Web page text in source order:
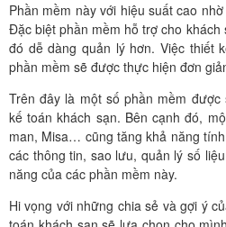
Phần mềm này với hiệu suất cao
Đặc biệt phần mềm hỗ trợ cho
đó dễ dàng quản lý hơn. Việc thiết
phần mềm sẽ được thực hiện đơn
Trên đây là một số phần mềm
kế toán khách sạn. Bên cạnh đó,
man, Misa… cũng tăng khả năng
các thông tin, sao lưu, quản lý số
năng của các phần mềm này.
Hi vọng với những chia sẻ và gợi ý